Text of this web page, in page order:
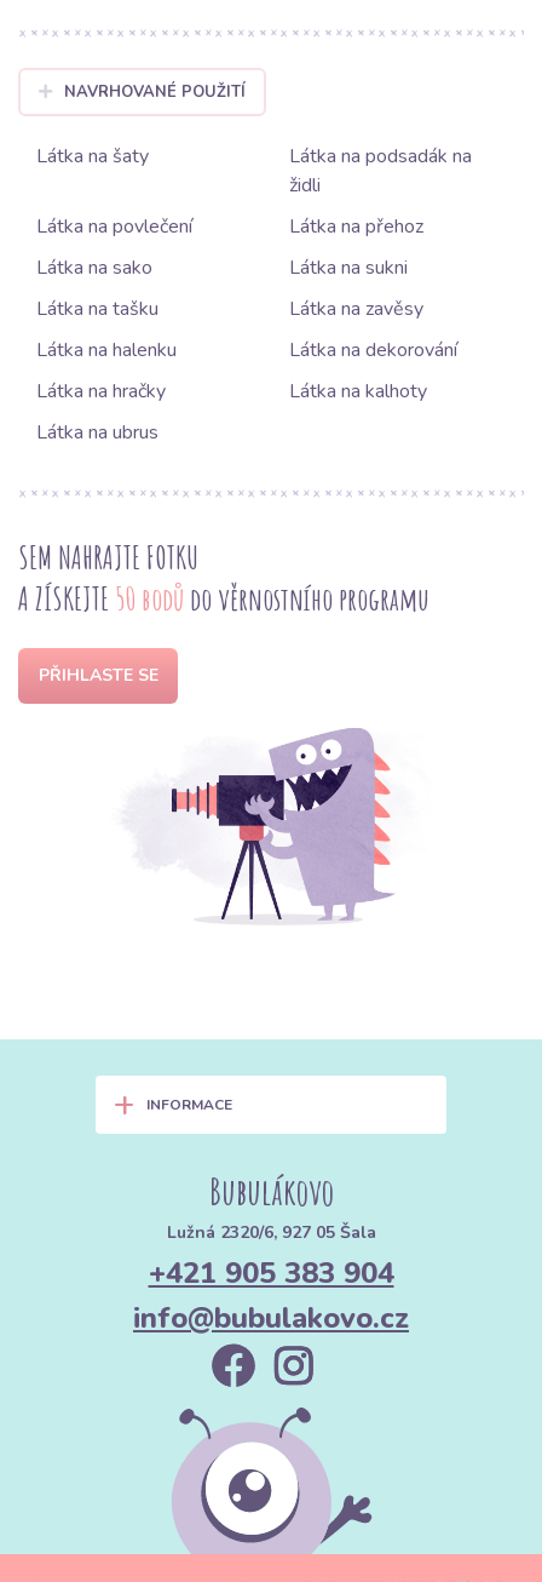
NAVRHOVANÉ POUŽITÍ
Látka na šaty
Látka na podsadák na
židli
Látka na povlečení
Látka na přehoz
Látka na sako
Látka na sukni
Látka na tašku
Látka na zavěsy
Látka na halenku
Látka na dekorování
Látka na hračky
Látka na kalhoty
Látka na ubrus
SEM NAHRAJTE FOTKU
A ZÍSKEJTE 50 bodů do věrnostního programu
PŘIHLASTE SE
+ INFORMACE
Bubulákovo
Lužná 2320/6, 927 05 Šala
+421 905 383 904
info@bubulakovo.cz